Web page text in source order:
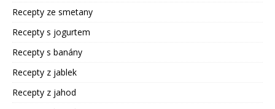
Recepty ze smetany
Recepty s jogurtem
Recepty s banány
Recepty z jablek
Recepty z jahod